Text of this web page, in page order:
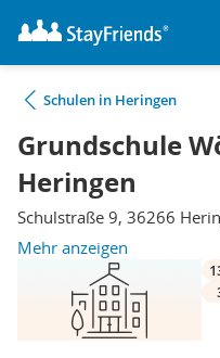
Schulen in Heringen
Grundschule
Heringen
Schulstraße 9, 36266
Mehr anzeigen